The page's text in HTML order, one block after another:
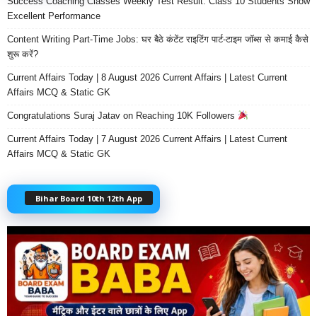
Excellent Performance
Content Writing Part-Time Jobs: घर बैठे कंटेंट राइटिंग पार्ट-टाइम जॉब्स से कमाई कैसे
शुरू करें?
Current Affairs Today | 8 August 2026 Current Affairs | Latest Current
Affairs MCQ & Static GK
Congratulations Suraj Jatav on Reaching 10K Followers
Current Affairs Today | 7 August 2026 Current Affairs | Latest Current
Affairs MCQ & Static GK
Bihar Board 10th 12th App